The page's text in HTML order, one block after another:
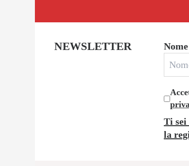
NEWSLETTER Nome
Ti sei
la